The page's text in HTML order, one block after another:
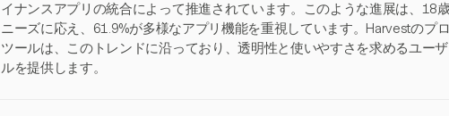
イナンスアプリの統合によって推進されています。このような進展は、18
ニーズに応え、61.9%が多様なアプリ機能を重視しています。Harvestのプ
ツールは、このトレンドに沿っており、透明性と使いやすさを求めるユー
ルを提供します。